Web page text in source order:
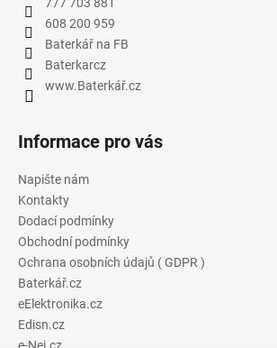
608 200 959
Baterkář na FB
Baterkarcz
www.Baterkář.cz
Informace pro vás
Napište nám
Kontakty
Dodací podmínky
Obchodní podmínky
Ochrana osobních údajů ( GDPR )
Baterkář.cz
eElektronika.cz
Edisn.cz
e-Nej.cz